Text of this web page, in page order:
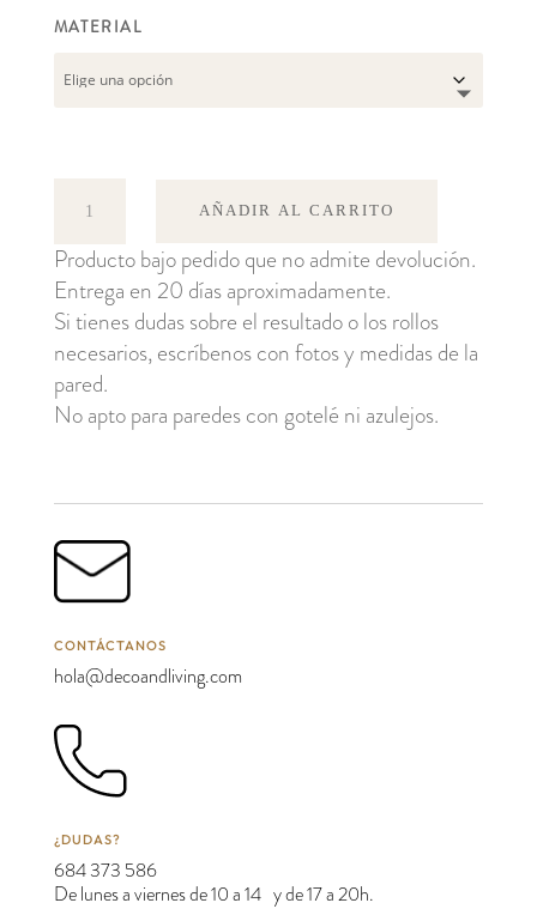
MATERIAL
Life
cantidad
AÑADIR AL CARRITO
Producto bajo pedido que no admite devolución.
Entrega en 20 días aproximadamente.
Si tienes dudas sobre el resultado o los rollos
necesarios, escríbenos con fotos y medidas de la
pared.
No apto para paredes con gotelé ni azulejos.
CONTÁCTANOS
hola@decoandliving.com
¿DUDAS?
684 373 586
De lunes a viernes de 10 a 14 y de 17 a 20h.